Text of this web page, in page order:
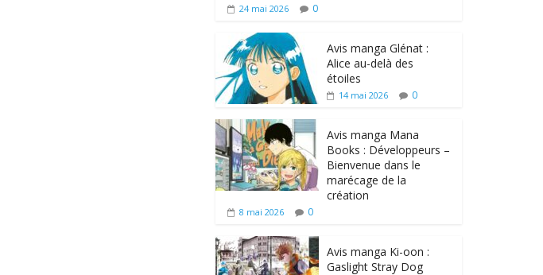
24 mai 2026 0
Avis manga Glénat :
Alice au-delà des
étoiles
14 mai 2026 0
Avis manga Mana
Books : Développeurs –
Bienvenue dans le
marécage de la
création
8 mai 2026 0
Avis manga Ki-oon :
Gaslight Stray Dog